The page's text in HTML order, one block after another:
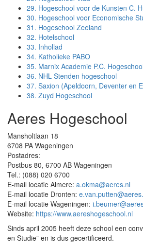
29. Hogeschool voor de Kunsten C.
30. Hogeschool voor Economische
31. Hogeschool Zeeland
32. Hotelschool
33. Inhollad
34. Katholieke PABO
35. Marnix Academie P.C. Hogeschool
36. NHL Stenden hogeschool
37. Saxion (Apeldoorn, Deventer en
38. Zuyd Hogeschool
Aeres Hogeschool
Mansholtlaan 18
6708 PA Wageningen
Postadres:
Postbus 80, 6700 AB Wageningen
Tel.: (088) 020 6700
E-mail locatie Almere: a.okma@aeres.nl
E-mail locatie Dronten:
E-mail locatie Wageningen:
Website: https://www.aereshogeschool.nl
Sinds april 2005 heeft deze school een
en Studie” en is dus gecertificeerd.